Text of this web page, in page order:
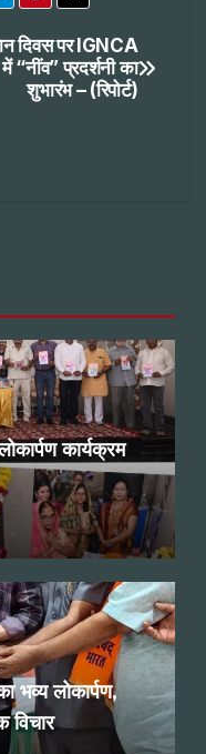
दिवस पर IGNCA
में “नींव” प्रदर्शनी का
शुभारंभ – (रिपोर्ट)
कार्यक्रम
भव्य लोकार्पण,
विचार